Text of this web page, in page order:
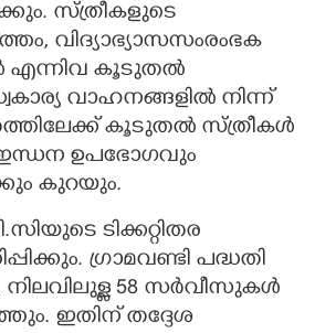
സ്ത്രീകളുടെ
വിദ്യാഭ്യാസസംരംഭക
എന്നിവ കൂടുതൽ
വാഹനങ്ങളിൽ നിന്ന്
കൂടുതൽ സ്ത്രീകൾ
ഉപഭോഗവും
കുറയും.
ടിക്കറ്റിതര
ഗ്രാമവണ്ടി പദ്ധതി
നിലവിലുള്ള 58 സർവീസുകൾ
ഇതിന് തദ്ദേശ